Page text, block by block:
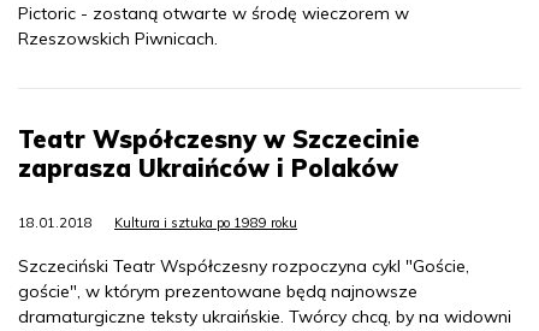
Pictoric - zostaną otwarte w środę wieczorem w
Rzeszowskich Piwnicach.
Teatr Współczesny w Szczecinie
zaprasza Ukraińców i Polaków
18.01.2018 Kultura i sztuka po 1989 roku
Szczeciński Teatr Współczesny rozpoczyna cykl "Goście,
goście", w którym prezentowane będą najnowsze
dramaturgiczne teksty ukraińskie. Twórcy chcą, by na widowni